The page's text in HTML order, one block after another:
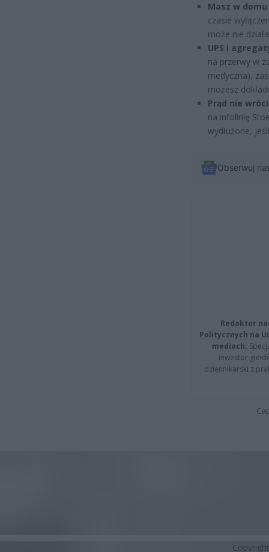
Masz w
czasie
może nie
UPS i
na przerwy w
medyczna),
możesz
Prąd nie
na infolinię
wydłużone,
Obserwuj
Redaktor
Politycznych na
mediach.
inwestor
dziennikarski z